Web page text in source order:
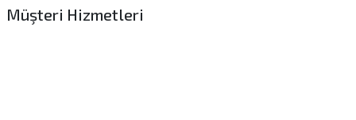
Müşteri Hizmetleri